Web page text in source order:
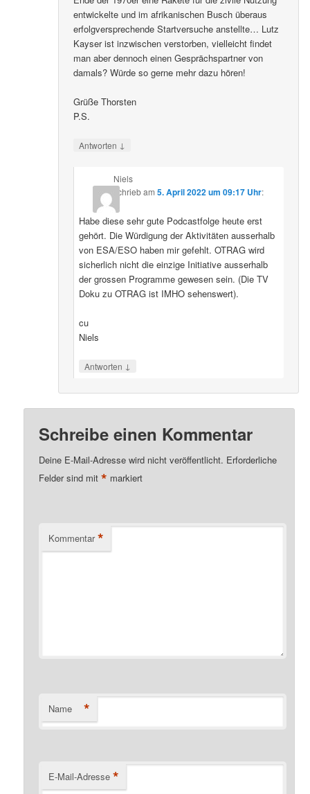
entwickelte und im afrikanischen Busch überaus
erfolgversprechende Startversuche anstellte… Lutz
Kayser ist inzwischen verstorben, vielleicht findet
man aber dennoch einen Gesprächspartner von
damals? Würde so gerne mehr dazu hören!
Grüße Thorsten
P.S.
Antworten ↓
Niels
schriebam 5. April 2022 um 09:17 Uhr:
Habe diese sehr gute Podcastfolge heute erst
gehört. Die Würdigung der Aktivitäten ausserhalb
von ESA/ESO haben mir gefehlt. OTRAG wird
sicherlich nicht die einzige Initiative ausserhalb
der grossen Programme gewesen sein. (Die TV
Doku zu OTRAG ist IMHO sehenswert).
cu
Niels
Antworten ↓
Schreibe einen Kommentar
Deine E-Mail-Adresse wird nicht veröffentlicht. Erforderliche
Felder sind mit* markiert
Kommentar *
Name *
E-Mail-Adresse *